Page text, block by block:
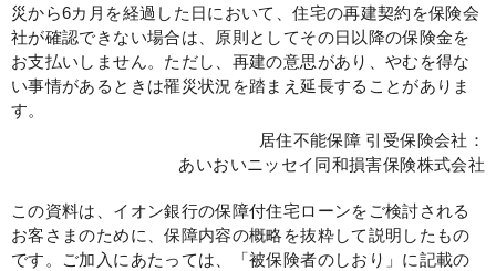
災から6カ月を経過した日において、住宅の再建契約を保険会
社が確認できない場合は、原則としてその日以降の保険金を
お支払いしません。ただし、再建の意思があり、やむを得な
い事情があるときは罹災状況を踏まえ延長することがありま
す。
居住不能保障 引受保険会社：
あいおいニッセイ同和損害保険株式会社
この資料は、イオン銀行の保障付住宅ローンをご検討される
お客さまのために、保障内容の概略を抜粋して説明したもの
です。ご加入にあたっては、「被保険者のしおり」に記載の